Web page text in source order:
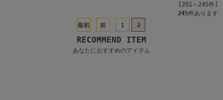
[201～245件]
245件あります
最初
前 1 2
RECOMMEND ITEM
あなたにおすすめのアイテム